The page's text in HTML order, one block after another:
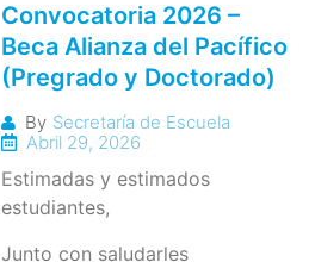
Convocatoria 2026 –
Beca Alianza del Pacífico
(Pregrado y Doctorado)
By Secretaría de Escuela
Abril 29, 2026
Estimadas y estimados
estudiantes,
Junto con saludarles